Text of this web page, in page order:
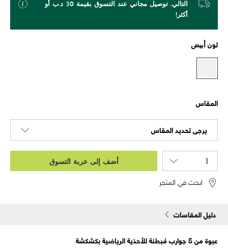
التالي. توصيل مجاني عند التسوق بقيمة 30 د.ب أو
أكثر!
لون أبيض
المقاس
يرجى تحديد المقاس
أضف إلى عربة التسوق
ابحث في المتجر
دليل المقاسات
عبوة من 5 جوارب مُبطنة للأحذية الرياضية بكشكشة